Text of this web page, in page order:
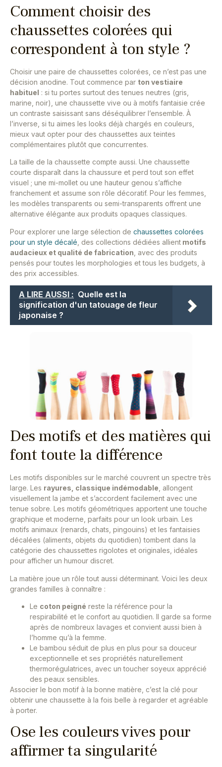
Comment choisir des
chaussettes colorées qui
correspondent à ton style ?
Choisir une paire de chaussettes colorées, ce n’est pas une
décision anodine. Tout commence par ton vestiaire
habituel : si tu portes surtout des tenues neutres (gris,
marine, noir), une chaussette vive ou à motifs fantaisie crée
un contraste saisissant sans déséquilibrer l’ensemble. À
l’inverse, si tu aimes les looks déjà chargés en couleurs,
mieux vaut opter pour des chaussettes aux teintes
complémentaires plutôt que concurrentes.
La taille de la chaussette compte aussi. Une chaussette
courte disparaît dans la chaussure et perd tout son effet
visuel ; une mi-mollet ou une hauteur genou s’affiche
franchement et assume son rôle décoratif. Pour les femmes,
les modèles transparents ou semi-transparents offrent une
alternative élégante aux produits opaques classiques.
Pour explorer une large sélection de chaussettes colorées
pour un style décalé , des collections dédiées allient motifs
audacieux et qualité de fabrication , avec des produits
pensés pour toutes les morphologies et tous les budgets, à
des prix accessibles.
A LIRE AUSSI : Quelle est la
signification d'un tatouage de fleur
japonaise ?
Des motifs et des matières qui
font toute la différence
Les motifs disponibles sur le marché couvrent un spectre très
large. Les rayures, classique indémodable , allongent
visuellement la jambe et s’accordent facilement avec une
tenue sobre. Les motifs géométriques apportent une touche
graphique et moderne, parfaits pour un look urbain. Les
motifs animaux (renards, chats, pingouins) et les fantaisies
décalées (aliments, objets du quotidien) tombent dans la
catégorie des chaussettes rigolotes et originales, idéales
pour afficher un humour discret.
La matière joue un rôle tout aussi déterminant. Voici les deux
grandes familles à connaître :
Le coton peigné reste la référence pour la
respirabilité et le confort au quotidien. Il garde sa forme
après de nombreux lavages et convient aussi bien à
l’homme qu’à la femme.
Le bambou séduit de plus en plus pour sa douceur
exceptionnelle et ses propriétés naturellement
thermorégulatrices, avec un toucher soyeux apprécié
des peaux sensibles.
Associer le bon motif à la bonne matière, c’est la clé pour
obtenir une chaussette à la fois belle à regarder et agréable
à porter.
Ose les couleurs vives pour
affirmer ta singularité